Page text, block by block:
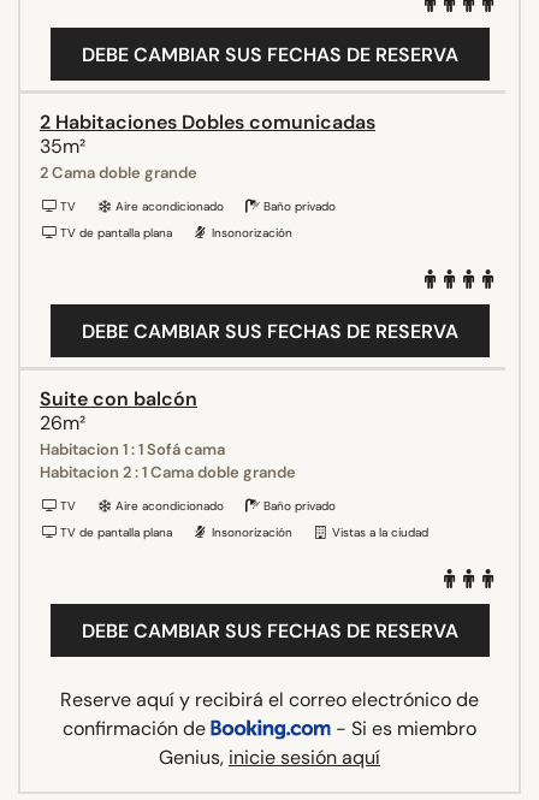
DEBE CAMBIAR SUS FECHAS DE RESERVA
2 Habitaciones Dobles comunicadas
35m²
2 Cama doble grande
TV Aire acondicionado
Baño privado
TV de pantalla plana
Insonorización
DEBE CAMBIAR SUS FECHAS DE RESERVA
Suite con balcón
26m²
Habitacion 1 : 1 Sofá cama
Habitacion 2 : 1 Cama doble grande
TV Aire acondicionado
Baño privado
TV de pantalla plana
Insonorización Vistas a la ciudad
DEBE CAMBIAR SUS FECHAS DE RESERVA
Reserve aquí y recibirá el correo electrónico de
confirmación de
- Si es miembro
Genius, inicie sesión aquí